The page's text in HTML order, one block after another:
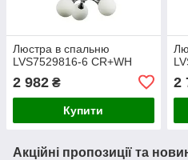
Люстра в спальню
LVS7529816-6 CR+WH
2 982 ₴
Купити
2
Акційні пропозиції та